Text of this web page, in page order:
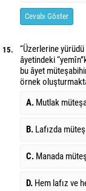
Cevabı Göster
15.
“Üzerlerine
âyetindeki “yemîn”
bu âyet
örnek
A. Mutlak
B. Lafızda
C. Manada
D. Hem lafız ve